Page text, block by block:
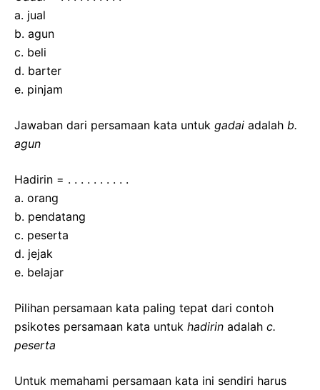
a. jual
b. agun
c. beli
d. barter
e. pinjam
Jawaban dari persamaan kata untuk gadai adalah b.
agun
Hadirin = . . . . . . . . . .
a. orang
b. pendatang
c. peserta
d. jejak
e. belajar
Pilihan persamaan kata paling tepat dari contoh
psikotes persamaan kata untuk hadirin adalah c.
peserta
Untuk memahami persamaan kata ini sendiri harus